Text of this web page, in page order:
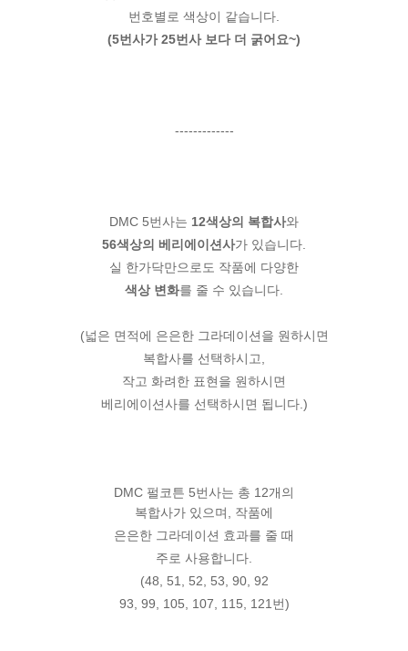
번호별로 색상이 같습니다.
(5번사가 25번사 보다 더 굵어요~)
-------------
DMC 5번사는 12색상의 복합사와
56색상의 베리에이션사가 있습니다.
실 한가닥만으로도 작품에 다양한
색상 변화를 줄 수 있습니다.
(넓은 면적에 은은한 그라데이션을 원하시면
복합사를 선택하시고,
작고 화려한 표현을 원하시면
베리에이션사를 선택하시면 됩니다.)
DMC 펄코튼 5번사는 총 12개의
복합사가 있으며, 작품에
은은한 그라데이션 효과를 줄 때
주로 사용합니다.
(48, 51, 52, 53, 90, 92
93, 99, 105, 107, 115, 121번)